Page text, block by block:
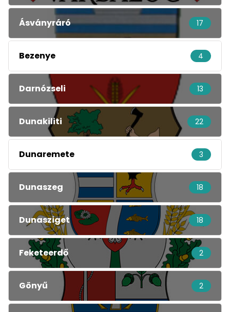
Ásványráró 17
Bezenye 4
Darnózseli 13
Dunakiliti 22
Dunaremete 3
Dunaszeg 18
Dunasziget 18
Feketeerdő 2
Gönyű 2